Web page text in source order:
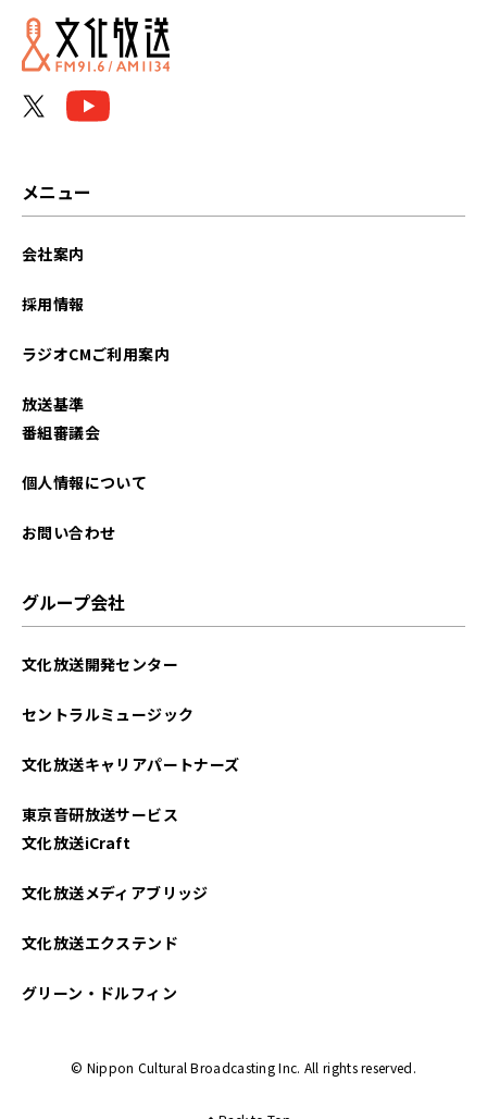
メニュー
会社案内
採用情報
ラジオCMご利用案内
放送基準
番組審議会
個人情報について
お問い合わせ
グループ会社
文化放送開発センター
セントラルミュージック
文化放送キャリアパートナーズ
東京音研放送サービス
文化放送iCraft
文化放送メディアブリッジ
文化放送エクステンド
グリーン・ドルフィン
© Nippon Cultural Broadcasting Inc. All rights reserved.